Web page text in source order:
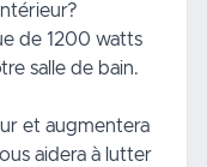
de 1200 watts
salle de bain.
et augmentera
aidera à lutter